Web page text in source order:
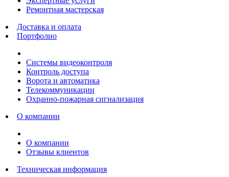
Ремонтная мастерская
Доставка и оплата
Портфолио
Системы видеоконтроля
Контроль доступа
Ворота и автоматика
Телекоммуникации
Охранно-пожарная сигнализация
О компании
О компании
Отзывы клиентов
Техническая информация